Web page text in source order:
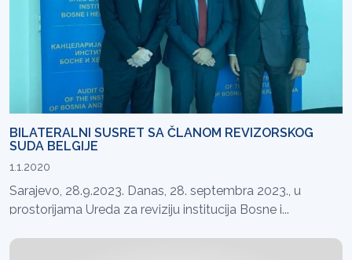
BILATERALNI SUSRET SA ČLANOM REVIZORSKOG
SUDA BELGIJE
1.1.2020
Sarajevo, 28.9.2023. Danas, 28. septembra 2023., u
prostorijama Ureda za reviziju institucija Bosne i...